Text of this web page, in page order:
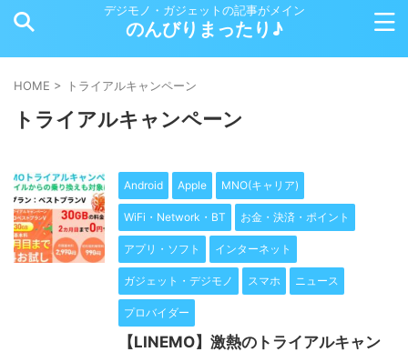
デジモノ・ガジェットの記事がメイン
のんびりまったり♪
HOME > トライアルキャンペーン
トライアルキャンペーン
Android Apple MNO(キャリア)
WiFi・Network・BT お金・決済・ポイント
アプリ・ソフト インターネット
ガジェット・デジモノ スマホ ニュース
プロバイダー
【LINEMO】激熱のトライアルキャン